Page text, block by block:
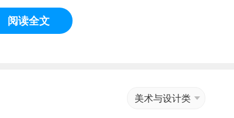
阅读全文
美术与设计类